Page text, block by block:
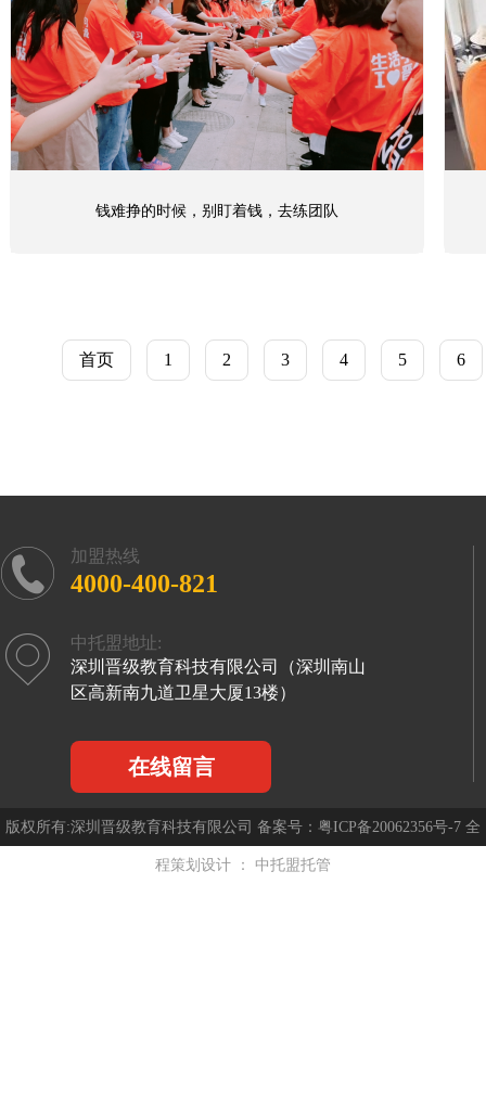
钱难挣的时候，别盯着钱，去练团队
首页 1 2 3 4 5 6
加盟热线
4000-400-821
中托盟地址:
深圳晋级教育科技有限公司（深圳南山
区高新南九道卫星大厦13楼）
在线留言
版权所有:深圳晋级教育科技有限公司 备案号： 粤ICP备20062356号-7 全
程策划设计 ： 中托盟托管